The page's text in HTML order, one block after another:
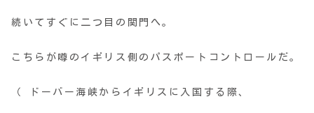
続いてすぐに二つ目の関門へ。
こちらが噂のイギリス側のパスポートコントロールだ。
（ ドーバー海峡からイギリスに入国する際、